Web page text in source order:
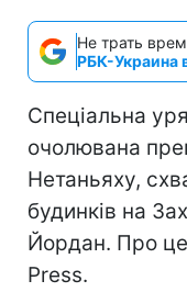
Не трать
РБК-Украина
Спеціальна
очолювана
Нетаньяху,
будинків на
Йордан. Про
Press.